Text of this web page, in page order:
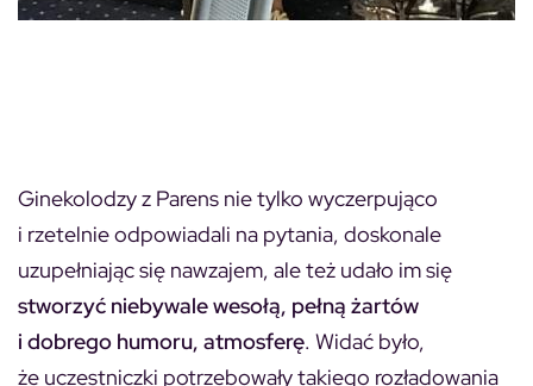
Ginekolodzy z Parens nie tylko wyczerpująco
i rzetelnie odpowiadali na pytania, doskonale
uzupełniając się nawzajem, ale też udało im się
stworzyć niebywale wesołą, pełną żartów
i dobrego humoru, atmosferę. Widać było,
że uczestniczki potrzebowały takiego rozładowania